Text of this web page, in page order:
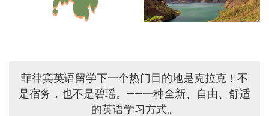
菲律宾英语留学下一个热门目的地是克拉克！不
是宿务，也不是碧瑶。——一种全新、自由、舒适
的英语学习方式。